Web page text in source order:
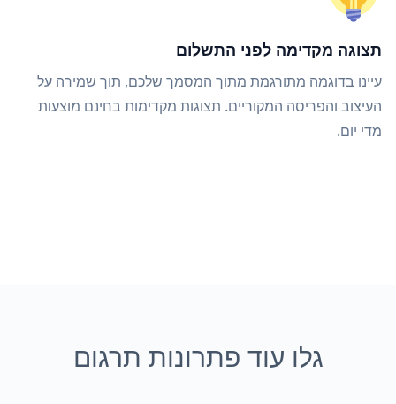
תצוגה מקדימה לפני התשלום
עיינו בדוגמה מתורגמת מתוך המסמך שלכם, תוך שמירה על
העיצוב והפריסה המקוריים. תצוגות מקדימות בחינם מוצעות
מדי יום.
גלו עוד פתרונות תרגום